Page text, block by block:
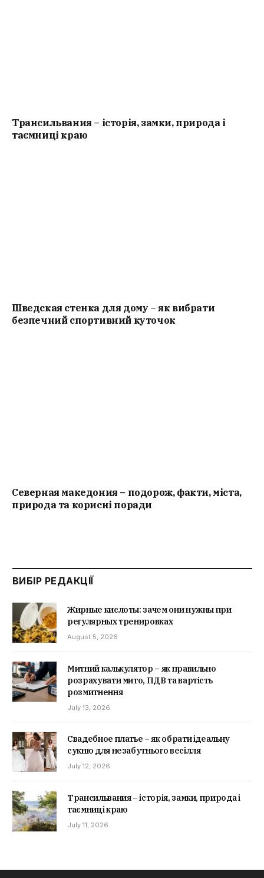
Трансильвания – історія, замки, природа і
таємниці краю
Шведская стенка для дому – як вибрати
безпечний спортивний куточок
Северная македония – подорож, факти, міста,
природа та корисні поради
ВИБІР РЕДАКЦІЇ
Жирные кислоты: зачем они нужны при
регулярных тренировках
August 5, 2026
Митний калькулятор – як правильно
розрахувати мито, ПДВ та вартість
розмитнення
July 13, 2026
Свадебное платье – як обрати ідеальну
сукню для незабутнього весілля
July 12, 2026
Трансильвания – історія, замки, природа і
таємниці краю
July 11, 2026